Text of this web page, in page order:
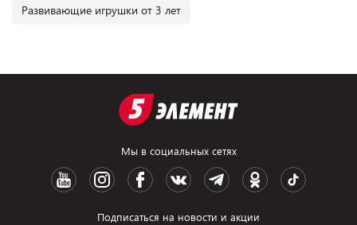
Развивающие игрушки от 3 лет
Мы в социальных сетях
Подписаться на новости и акции